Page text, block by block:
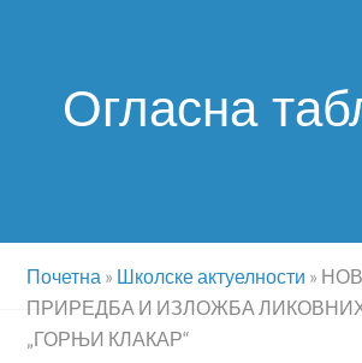
Огласна
Почетна » Школске актуелности »
ПРИРЕДБА И ИЗЛОЖБА
„ГОРЊИ КЛАКАР“